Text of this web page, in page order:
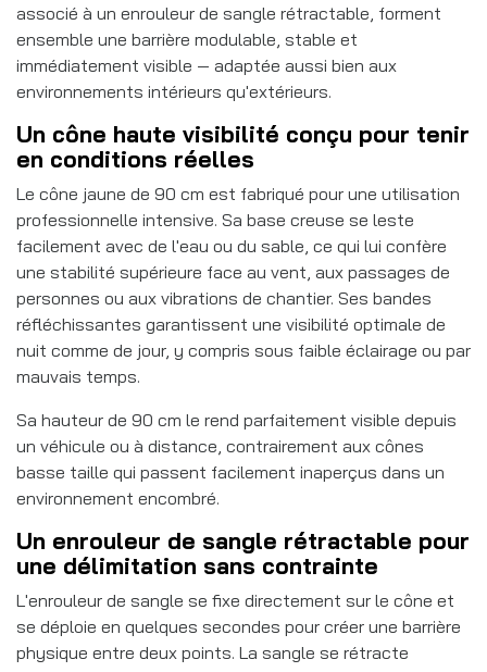
associé à un enrouleur de sangle rétractable, forment
ensemble une barrière modulable, stable et
immédiatement visible — adaptée aussi bien aux
environnements intérieurs qu'extérieurs.
Un cône haute visibilité conçu pour tenir
en conditions réelles
Le cône jaune de 90 cm est fabriqué pour une utilisation
professionnelle intensive. Sa base creuse se leste
facilement avec de l'eau ou du sable, ce qui lui confère
une stabilité supérieure face au vent, aux passages de
personnes ou aux vibrations de chantier. Ses bandes
réfléchissantes garantissent une visibilité optimale de
nuit comme de jour, y compris sous faible éclairage ou par
mauvais temps.
Sa hauteur de 90 cm le rend parfaitement visible depuis
un véhicule ou à distance, contrairement aux cônes
basse taille qui passent facilement inaperçus dans un
environnement encombré.
Un enrouleur de sangle rétractable pour
une délimitation sans contrainte
L'enrouleur de sangle se fixe directement sur le cône et
se déploie en quelques secondes pour créer une barrière
physique entre deux points. La sangle se rétracte